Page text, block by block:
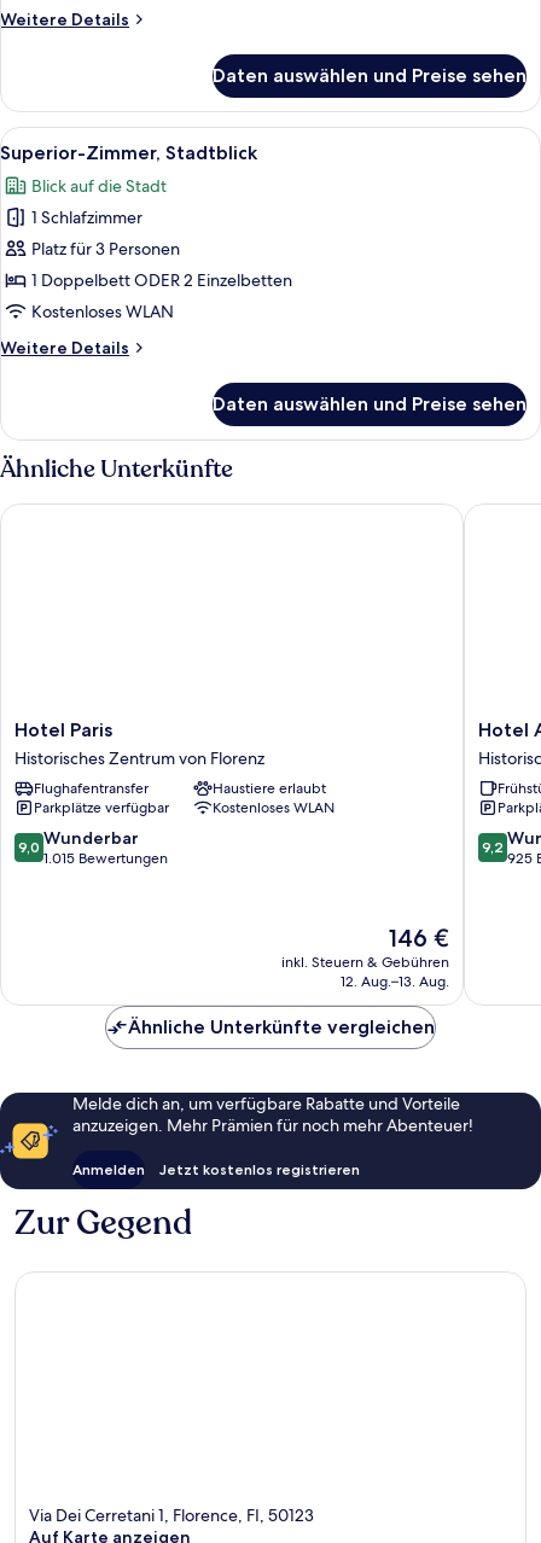
Weitere Details
Weitere
Doppelzimmer,
Stadtblick
Daten auswählen und Preise sehen
Alle
Fotos
für
Superior-
Zimmer,
Stadtblick
anzeigen
Ein Fenster mit floralen Vorhängen
4
Superior-Zimmer, Stadtblick
Blick auf die Stadt
1 Schlafzimmer
Platz für 3 Personen
1 Doppelbett ODER 2 Einzelbetten
Kostenloses WLAN
Weitere Details
Weitere
Zimmer,
Stadtblick
Daten auswählen und Preise sehen
Ähnliche Unterkünfte
Hotel
Paris
Historisches
Zentrum
von
Florenz
Hotel Paris
Historisches Zentrum von Florenz
Flughafentransfer
Haustiere erlaubt
Parkplätze verfügbar
Kostenloses WLAN
9.0
von
9,0 Wunderbar
1.015 Bewertungen
Der
Preis
beträgt
146 €
inkl. Steuern & Gebühren
12. Aug.–13. Aug.
Hotel Paris
Hotel
von
Florenz
Hotel
9.2
von
9,2
925
Hotel
Ähnliche Unterkünfte vergleichen
Melde dich an, um verfügbare Rabatte und Vorteile
anzuzeigen. Mehr Prämien für noch mehr Abenteuer!
Anmelden Jetzt kostenlos registrieren
Zur Gegend
Via Dei Cerretani 1, Florence, FI, 50123
Auf Karte anzeigen